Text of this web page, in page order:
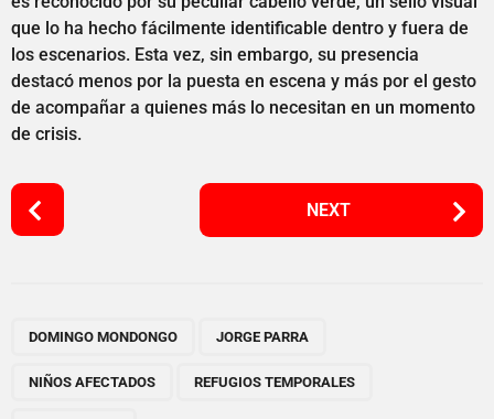
que lo ha hecho fácilmente identificable dentro y fuera de
los escenarios. Esta vez, sin embargo, su presencia
destacó menos por la puesta en escena y más por el gesto
de acompañar a quienes más lo necesitan en un momento
de crisis.
P
o
NEXT
DOMINGO MONDONGO JORGE PARRA
NIÑOS AFECTADOS REFUGIOS TEMPORALES